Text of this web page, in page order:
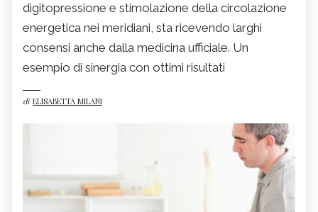
digitopressione e stimolazione della circolazione
energetica nei meridiani, sta ricevendo larghi
consensi anche dalla medicina ufficiale. Un
esempio di sinergia con ottimi risultati
di ELISABETTA MILANI